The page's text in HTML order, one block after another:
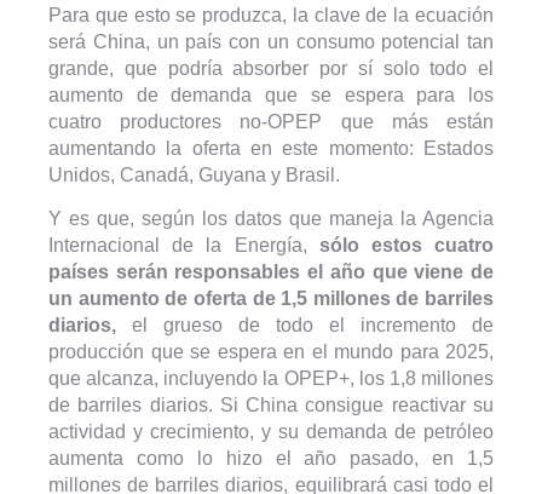
Para que esto se produzca, la clave de la ecuación
será China, un país con un consumo potencial tan
grande, que podría absorber por sí solo todo el
aumento de demanda que se espera para los
cuatro productores no-OPEP que más están
aumentando la oferta en este momento: Estados
Unidos, Canadá, Guyana y Brasil.
Y es que, según los datos que maneja la Agencia
Internacional de la Energía, sólo estos cuatro
países serán responsables el año que viene de
un aumento de oferta de 1,5 millones de barriles
diarios, el grueso de todo el incremento de
producción que se espera en el mundo para 2025,
que alcanza, incluyendo la OPEP+, los 1,8 millones
de barriles diarios. Si China consigue reactivar su
actividad y crecimiento, y su demanda de petróleo
aumenta como lo hizo el año pasado, en 1,5
millones de barriles diarios, equilibrará casi todo el